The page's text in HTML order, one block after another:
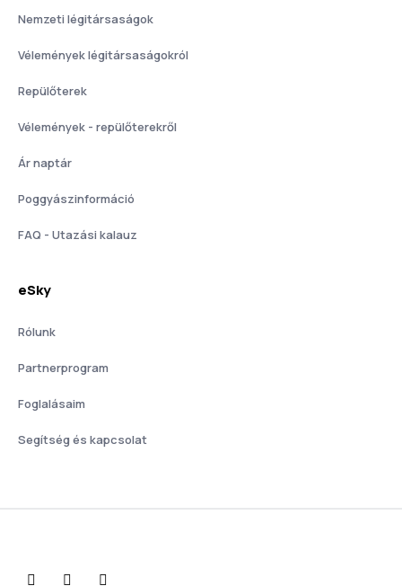
Nemzeti légitársaságok
Vélemények légitársaságokról
Repülőterek
Vélemények - repülőterekről
Ár naptár
Poggyászinformáció
FAQ - Utazási kalauz
eSky
Rólunk
Partnerprogram
Foglalásaim
Segítség és kapcsolat